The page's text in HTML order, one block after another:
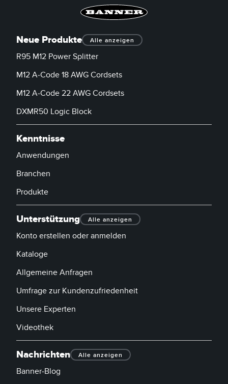
Neue Produkte Alle anzeigen
R95 M12 Power Splitter
M12 A-Code 18 AWG Cordsets
M12 A-Code 22 AWG Cordsets
DXMR50 Logic Block
Kenntnisse
Anwendungen
Branchen
Produkte
Unterstützung Alle anzeigen
Konto erstellen oder anmelden
Kataloge
Allgemeine Anfragen
Umfrage zur Kundenzufriedenheit
Unsere Experten
Videothek
Nachrichten Alle anzeigen
Banner-Blog